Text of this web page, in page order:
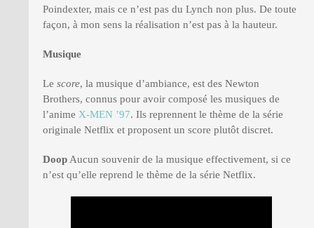
Poindexter, mais ce n’est pas du Lynch non plus. De toute
façon, à mon sens la réalisation n’est pas à la hauteur.
Musique
Le score, la musique d’ambiance, est des Newton
Brothers, connus pour avoir composé les musiques de
l’anime X-MEN ’97. Ils reprennent le thème de la série
originale Netflix et proposent un score plutôt discret.
Doop Aucun souvenir de la musique effectivement, si ce
n’est qu’elle reprend le thème de la série Netflix.